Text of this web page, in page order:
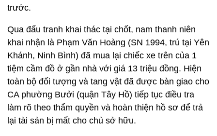
trước.
Qua đấu tranh khai thác tại chốt, nam thanh niên
khai nhận là Phạm Văn Hoàng (SN 1994, trú tại Yên
Khánh, Ninh Bình) đã mua lại chiếc xe trên của 1
tiệm cầm đồ ở gần nhà với giá 13 triệu đồng. Hiện
toàn bộ đối tượng và tang vật đã được bàn giao cho
CA phường Bưởi (quận Tây Hồ) tiếp tục điều tra
làm rõ theo thẩm quyền và hoàn thiện hồ sơ để trả
lại tài sản bị mất cho chủ sở hữu.